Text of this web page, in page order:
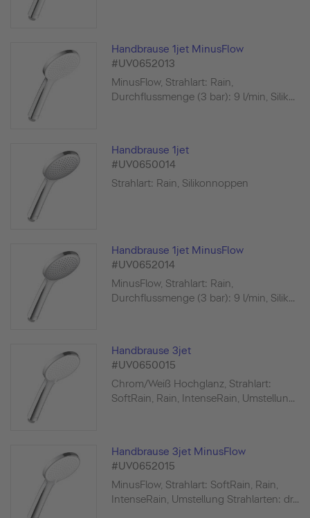
Handbrause 1jet MinusFlow
#UV0652013
MinusFlow, Strahlart: Rain,
Durchflussmenge (3 bar): 9 l/min, Silik...
Handbrause 1jet
#UV0650014
Strahlart: Rain, Silikonnoppen
Handbrause 1jet MinusFlow
#UV0652014
MinusFlow, Strahlart: Rain,
Durchflussmenge (3 bar): 9 l/min, Silik...
Handbrause 3jet
#UV0650015
Chrom/Weiß Hochglanz, Strahlart:
SoftRain, Rain, IntenseRain, Umstellun...
Handbrause 3jet MinusFlow
#UV0652015
MinusFlow, Strahlart: SoftRain, Rain,
IntenseRain, Umstellung Strahlarten: dr...